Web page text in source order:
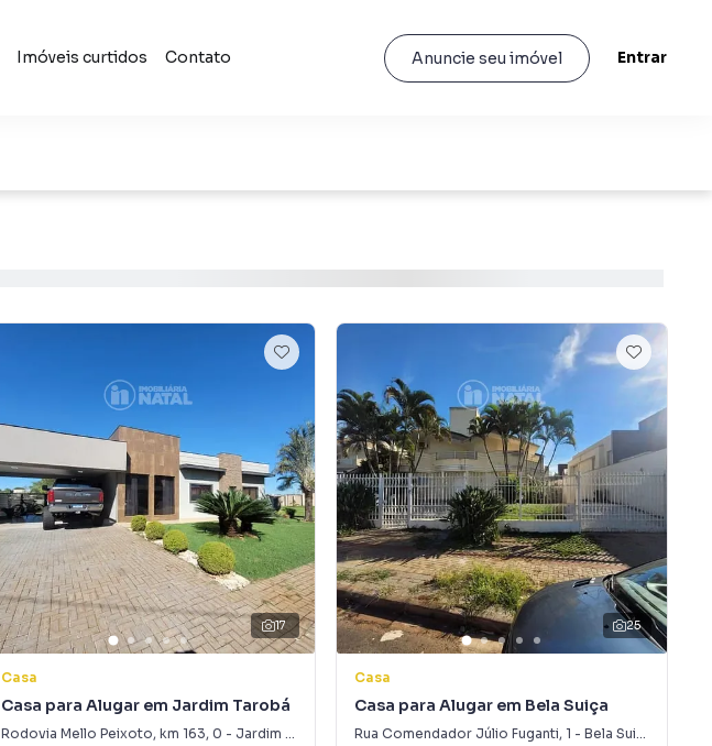
Imóveis curtidos Contato Anuncie seu imóvel Entrar
17
Casa
Casa para Alugar em Jardim Tarobá
Rodovia Mello Peixoto, km 163, 0 - Jardim Tarobá
25
Casa
Casa para Alugar em Bela Suiça
Rua Comendador Júlio Fuganti, 1 - Bela Suiça